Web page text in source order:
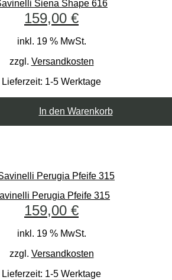
Siena Shape 616
159,00 €
inkl. 19 % MwSt.
zzgl. Versandkosten
Lieferzeit: 1-5 Werktage
In den Warenkorb
Perugia Pfeife 315
159,00 €
inkl. 19 % MwSt.
zzgl. Versandkosten
Lieferzeit: 1-5 Werktage